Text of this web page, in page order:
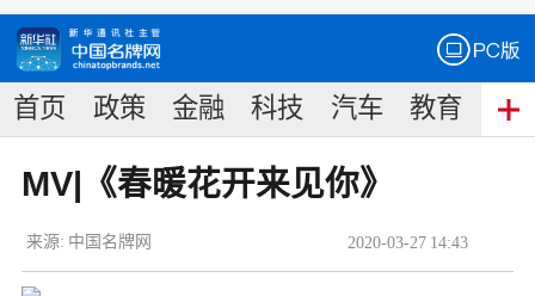
首页 政策 金融 科技 汽车 教育 食
MV|《春暖花开来见你》
2020-03-27 14:43
来源: 中国名牌网